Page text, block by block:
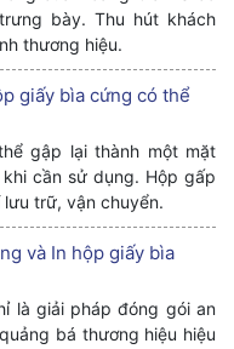
bày. Thu hút khách
thương hiệu.
giấy bìa cứng có thể
gập lại thành một mặt
cần sử dụng. Hộp gấp
trữ, vận chuyển.
và In hộp giấy bìa
là giải pháp đóng gói an
bá thương hiệu hiệu